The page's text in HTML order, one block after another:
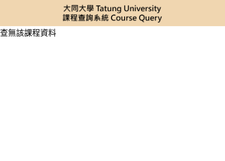
查無該課程資料